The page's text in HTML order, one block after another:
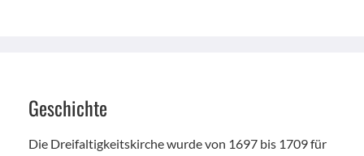
Geschichte
Die Dreifaltigkeitskirche wurde von 1697 bis 1709 für